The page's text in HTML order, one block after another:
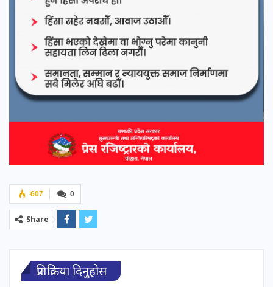
0
607
Share
प्रतिक्रिया दिनुहोस